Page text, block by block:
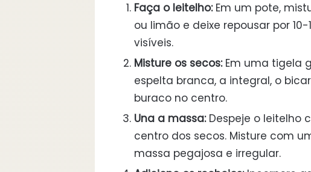
Faça o leitelho:Em um pote,
ou limão e deixe repousar por
visíveis.
Misture os secos:Em uma tigela
espelta branca, a integral, o
buraco no centro.
Una a massa:Despeje o leitelho
centro dos secos. Misture com
massa pegajosa e irregular.